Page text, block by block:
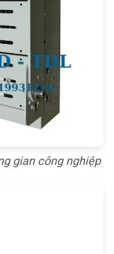
gian công nghiệp